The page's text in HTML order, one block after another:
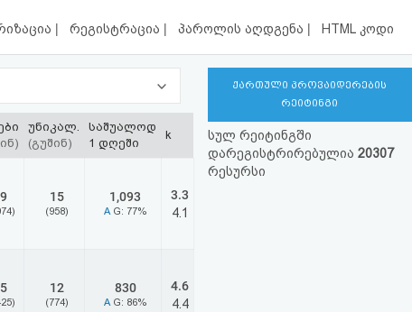
| რეგისტრაცია | პაროლის აღდგენა | HTML კოდი
უნიკალ.
(გუშინ)
საშუალოდ
1 დღეში
k
15
(958)
1,093
A G: 77%
3.3
4.1
12
(774)
830
A G: 86%
4.6
4.4
ქართული პროვაიდერების
რეიტინგი
სულ რეიტინგში
დარეგისტრირებულია 20307
რესურსი